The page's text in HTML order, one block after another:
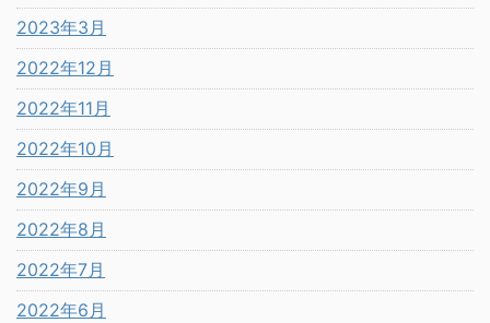
2023年3月
2022年12月
2022年11月
2022年10月
2022年9月
2022年8月
2022年7月
2022年6月